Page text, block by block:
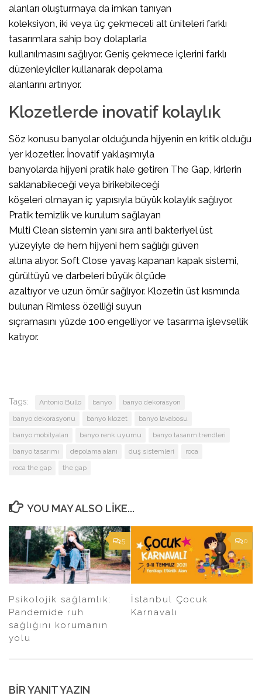
alanları oluşturmaya da imkan tanıyan
koleksiyon, iki veya üç çekmeceli alt üniteleri farklı
tasarımlara sahip boy dolaplarla
kullanılmasını sağlıyor. Geniş çekmece içlerini farklı
düzenleyiciler kullanarak depolama
alanlarını artırıyor.
Klozetlerde inovatif kolaylık
Söz konusu banyolar olduğunda hijyenin en kritik olduğu
yer klozetler. İnovatif yaklaşımıyla
banyolarda hijyeni pratik hale getiren The Gap, kirlerin
saklanabileceği veya birikebileceği
köşeleri olmayan iç yapısıyla büyük kolaylık sağlıyor.
Pratik temizlik ve kurulum sağlayan
Multi Clean sistemin yanı sıra anti bakteriyel üst
yüzeyiyle de hem hijyeni hem sağlığı güven
altına alıyor. Soft Close yavaş kapanan kapak sistemi,
gürültüyü ve darbeleri büyük ölçüde
azaltıyor ve uzun ömür sağlıyor. Klozetin üst kısmında
bulunan Rimless özelliği suyun
sıçramasını yüzde 100 engelliyor ve tasarıma işlevsellik
katıyor.
Tags: Antonio Bullo banyo
banyo dekorasyon
banyo dekorasyonu
banyo klozet
banyo lavabosu
banyo mobilyaları
banyo renk uyumu
banyo tasarım trendleri
banyo tasarımı
depolama alanı duş sistemleri
roca
roca the gap
the gap
YOU MAY ALSO LIKE...
5
Psikolojik sağlamlık:
Pandemide ruh
sağlığını korumanın
yolu
0
İstanbul Çocuk
Karnavalı
BIR YANIT YAZIN